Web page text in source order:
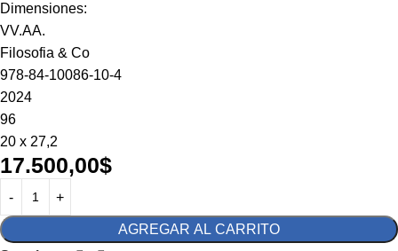
Dimensiones:
VV.AA.
Filosofia & Co
978-84-10086-10-4
2024
96
20 x 27,2
17.500,00$
AGREGAR AL CARRITO